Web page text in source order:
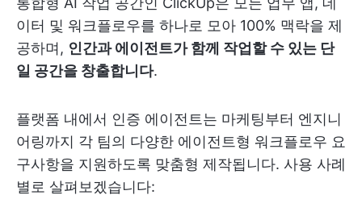
이터 및 워크플로우를 하나로 모아 100% 맥락을 제
공하며, 인간과 에이전트가 함께 작업할 수 있는 단
일 공간을 창출합니다.
플랫폼 내에서 인증 에이전트는 마케팅부터 엔지니
어링까지 각 팀의 다양한 에이전트형 워크플로우 요
구사항을 지원하도록 맞춤형 제작됩니다. 사용 사례
별로 살펴보겠습니다: